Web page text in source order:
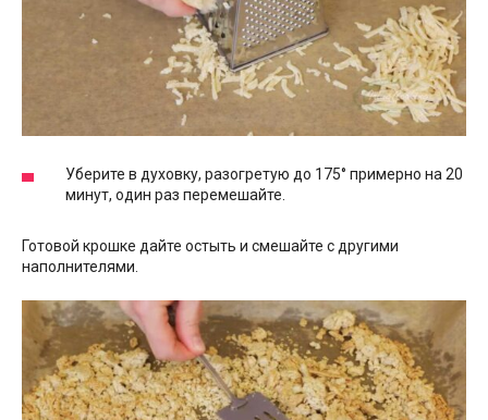
Уберите в духовку, разогретую до 175° примерно на 20
минут, один раз перемешайте.
Готовой крошке дайте остыть и смешайте с другими
наполнителями.